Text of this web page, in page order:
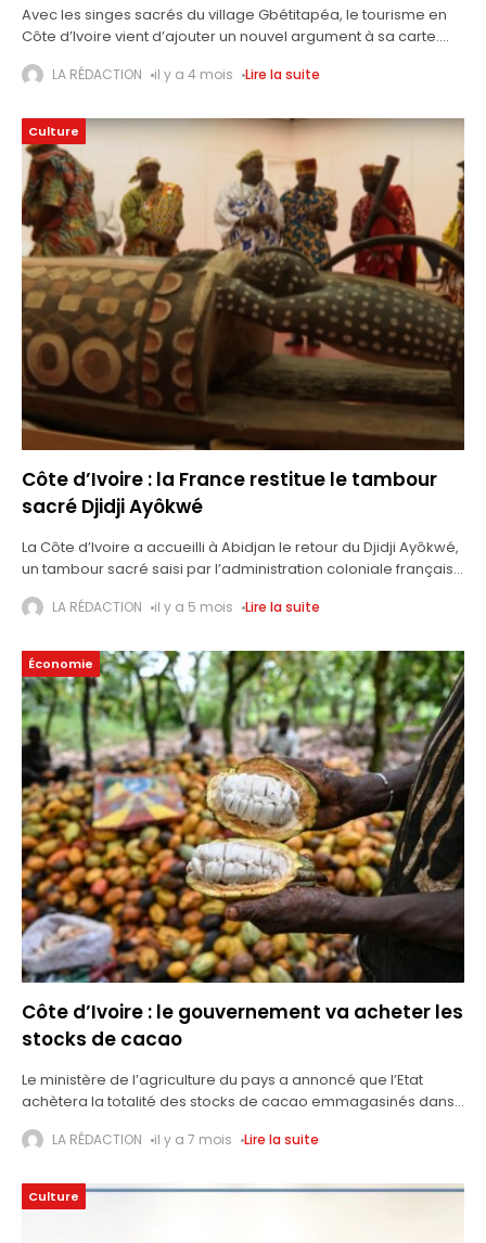
Avec les singes sacrés du village Gbétitapéa, le tourisme en
Côte d’Ivoire vient d’ajouter un nouvel argument à sa carte.
LA RÉDACTION il y a 4 mois Lire la suite
Culture
Côte d’Ivoire : la France restitue le tambour
sacré Djidji Ayôkwé
La Côte d’Ivoire a accueilli à Abidjan le retour du Djidji Ayôkwé,
un tambour sacré saisi par l’administration coloniale française
officielle d’un
LA RÉDACTION il y a 5 mois Lire la suite
Économie
Côte d’Ivoire : le gouvernement va acheter les
stocks de cacao
Le ministère de l’agriculture du pays a annoncé que l’Etat
achètera la totalité des stocks de cacao emmagasinés dans
LA RÉDACTION il y a 7 mois Lire la suite
Culture